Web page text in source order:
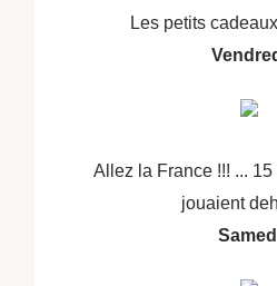
Les petits
Allez la France !!! ...
jouaient